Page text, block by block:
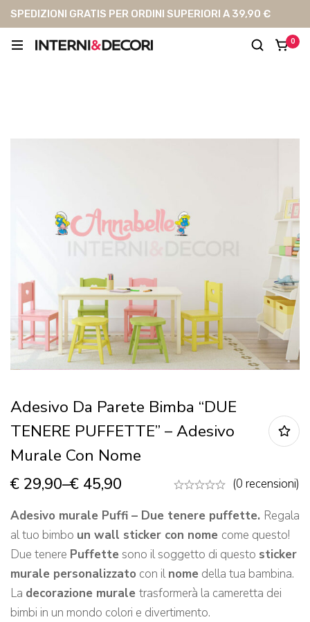
SPEDIZIONI GRATIS PER ORDINI SUPERIORI A 39,90 €
0
Adesivo Da Parete Bimba “DUE
TENERE PUFFETTE” – Adesivo
Murale Con Nome
€ 29,90–€ 45,90
(0 recensioni)
Adesivo murale Puffi – Due tenere puffette. Regala
al tuo bimbo un wall sticker con nome come questo!
Due tenere Puffette sono il soggetto di questo sticker
murale personalizzato con ilnome della tua bambina.
La decorazione murale trasformerà la cameretta dei
bimbi in un mondo colori e divertimento.